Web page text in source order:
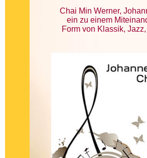
Chai Min Werner,
ein zu einem
Form von Klassik,